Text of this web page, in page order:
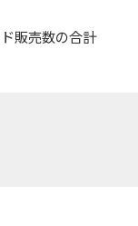
販売数の合計